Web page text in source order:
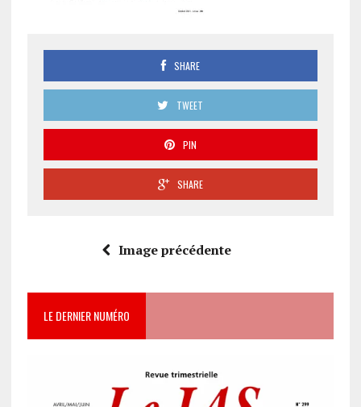
SHARE
TWEET
PIN
SHARE
Image précédente
LE DERNIER NUMÉRO